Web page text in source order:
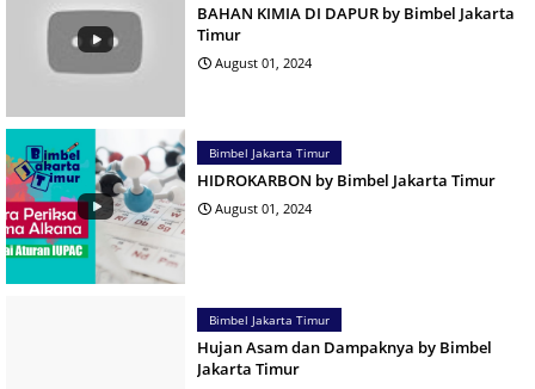
BAHAN KIMIA DI DAPUR by Bimbel Jakarta
Timur
August 01, 2024
Bimbel Jakarta Timur
HIDROKARBON by Bimbel Jakarta Timur
August 01, 2024
Bimbel Jakarta Timur
Hujan Asam dan Dampaknya by Bimbel
Jakarta Timur